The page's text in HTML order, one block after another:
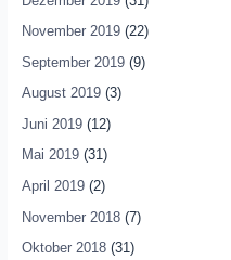
November 2019(22)
September 2019(9)
August 2019(3)
Juni 2019(12)
Mai 2019(31)
April 2019(2)
November 2018(7)
Oktober 2018(31)